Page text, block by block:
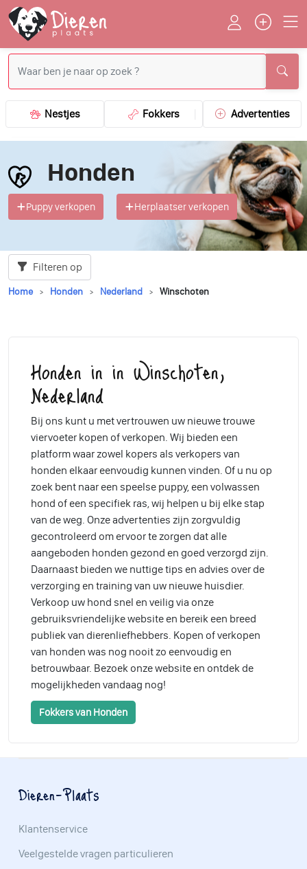
Nestjes Fokkers Advertenties
Honden
Puppy verkopen Herplaatser verkopen
Filteren op
Home Honden Nederland Winschoten
Honden in in Winschoten,
Nederland
Bij ons kunt u met vertrouwen uw nieuwe trouwe
viervoeter kopen of verkopen. Wij bieden een
platform waar zowel kopers als verkopers van
honden elkaar eenvoudig kunnen vinden. Of u nu op
zoek bent naar een speelse puppy, een volwassen
hond of een specifiek ras, wij helpen u bij elke stap
van de weg. Onze advertenties zijn zorgvuldig
gecontroleerd om ervoor te zorgen dat alle
aangeboden honden gezond en goed verzorgd zijn.
Daarnaast bieden we nuttige tips en advies over de
verzorging en training van uw nieuwe huisdier.
Verkoop uw hond snel en veilig via onze
gebruiksvriendelijke website en bereik een breed
publiek van dierenliefhebbers. Kopen of verkopen
van honden was nog nooit zo eenvoudig en
betrouwbaar. Bezoek onze website en ontdek de
mogelijkheden vandaag nog!
Fokkers van Honden
Dieren-Plaats
Klantenservice
Veelgestelde vragen particulieren